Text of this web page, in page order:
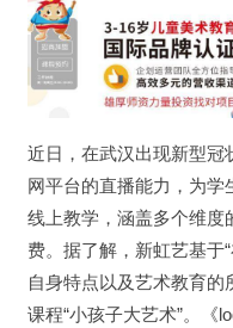
近日，在武汉出现新型冠
网平台的直播能力，为学
线上教学，涵盖多个维度
费。据了解，新虹艺基于
自身特点以及艺术教育的
课程“小孩子大艺术”。《